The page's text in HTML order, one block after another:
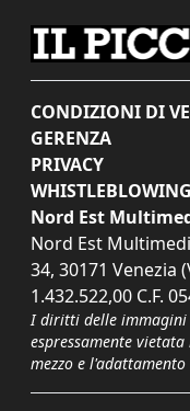
CONDIZIONI DI
GERENZA
PRIVACY
WHISTLEBLOWING
Nord Est
Nord Est
34, 30171 Venezia
1.432.522,00 C.F.
I diritti delle immagini
espressamente
mezzo e